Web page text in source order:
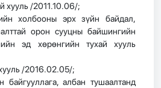
хууль /2011.10.06/;
холбооны эрх зүйн байдал,
орон сууцны байшингийн
эд хөрөнгийн тухай хууль
/2016.02.05/;
байгууллага, албан тушаалтанд